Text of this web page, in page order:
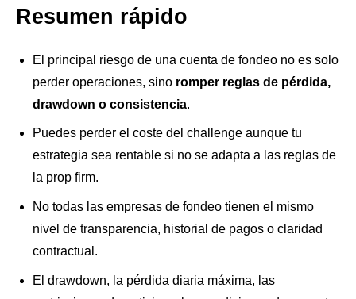
Resumen rápido
El principal riesgo de una cuenta de fondeo no es solo
perder operaciones, sino romper reglas de pérdida,
drawdown o consistencia.
Puedes perder el coste del challenge aunque tu
estrategia sea rentable si no se adapta a las reglas de
la prop firm.
No todas las empresas de fondeo tienen el mismo
nivel de transparencia, historial de pagos o claridad
contractual.
El drawdown, la pérdida diaria máxima, las